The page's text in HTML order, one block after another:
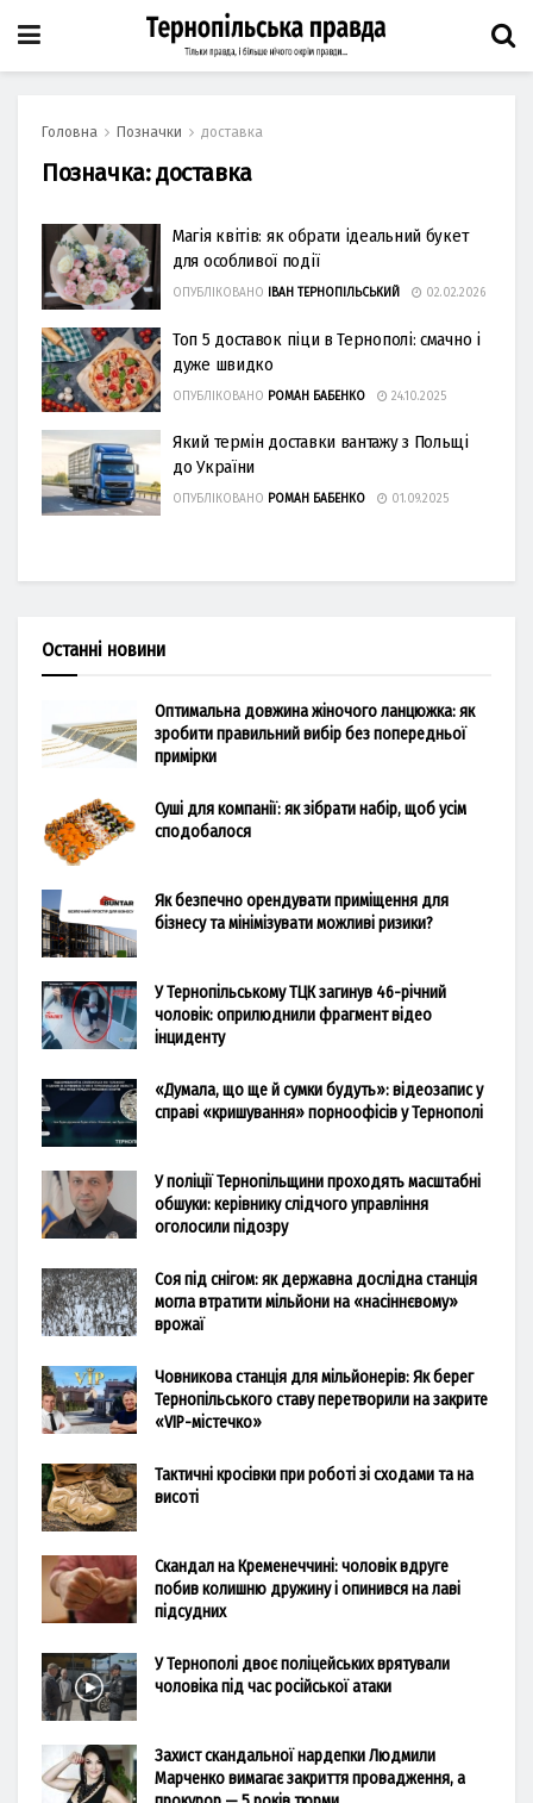
Головна Позначки доставка
Позначка:доставка
Магія квітів: як обрати ідеальний букет
для особливої події
ОПУБЛІКОВАНО ІВАН ТЕРНОПІЛЬСЬКИЙ 02.02.2026
Топ 5 доставок піци в Тернополі: смачно і
дуже швидко
ОПУБЛІКОВАНО РОМАН БАБЕНКО 24.10.2025
Який термін доставки вантажу з Польщі
до України
ОПУБЛІКОВАНО РОМАН БАБЕНКО 01.09.2025
Останні новини
Оптимальна довжина жіночого ланцюжка: як
зробити правильний вибір без попередньої
примірки
Суші для компанії: як зібрати набір, щоб усім
сподобалося
Як безпечно орендувати приміщення для
бізнесу та мінімізувати можливі ризики?
У Тернопільському ТЦК загинув 46-річний
чоловік: оприлюднили фрагмент відео
інциденту
«Думала, що ще й сумки будуть»: відеозапис у
справі «кришування» порноофісів у Тернополі
У поліції Тернопільщини проходять масштабні
обшуки: керівнику слідчого управління
оголосили підозру
Соя під снігом: як державна дослідна станція
могла втратити мільйони на «насіннєвому»
врожаї
Човникова станція для мільйонерів: Як берег
Тернопільського ставу перетворили на закрите
«VIP-містечко»
Тактичні кросівки при роботі зі сходами та на
висоті
Скандал на Кременеччині: чоловік вдруге
побив колишню дружину і опинився на лаві
підсудних
У Тернополі двоє поліцейських врятували
чоловіка під час російської атаки
Захист скандальної нардепки Людмили
Марченко вимагає закриття провадження, а